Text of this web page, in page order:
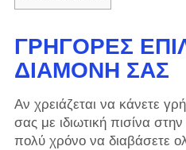
ΓΡΉΓΟΡΕΣ
ΔΙΑΜΟΝΉ ΣΑΣ
Αν χρειάζεται να κάνετε
σας με ιδιωτική πισίνα
πολύ χρόνο να διαβάσετε